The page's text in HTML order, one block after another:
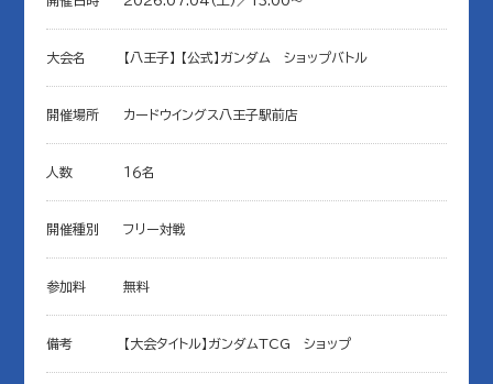
大会名 【八王子】 【公式】ガンダム ショップバトル
開催場所 カードウイングス八王子駅前店
人数 １６名
開催種別 フリー対戦
参加料 無料
備考 【大会タイトル】ガンダムTCG ショップ